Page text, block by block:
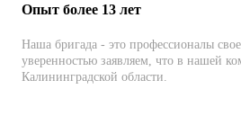
Опыт более 13 лет
Наша бригада - это профессионалы
уверенностью заявляем, что в нашей
Калининградской области.